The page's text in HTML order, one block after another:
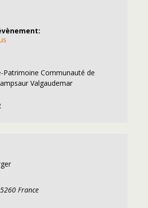
Patrimoine Communauté de
Valgaudemar
France